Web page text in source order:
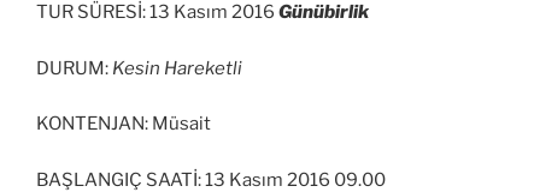
TUR SÜRESİ: 13 Kasım 2016 Günübirlik
DURUM: Kesin Hareketli
KONTENJAN: Müsait
BAŞLANGIÇ SAATİ: 13 Kasım 2016 09.00